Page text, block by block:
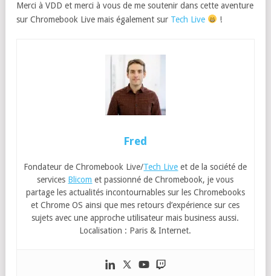
Merci à VDD et merci à vous de me soutenir dans cette aventure
sur Chromebook Live mais également sur Tech Live !
Fred
Fondateur de Chromebook Live/Tech Live et de la société de
services Blicom et passionné de Chromebook, je vous
partage les actualités incontournables sur les Chromebooks
et Chrome OS ainsi que mes retours d’expérience sur ces
sujets avec une approche utilisateur mais business aussi.
Localisation : Paris & Internet.